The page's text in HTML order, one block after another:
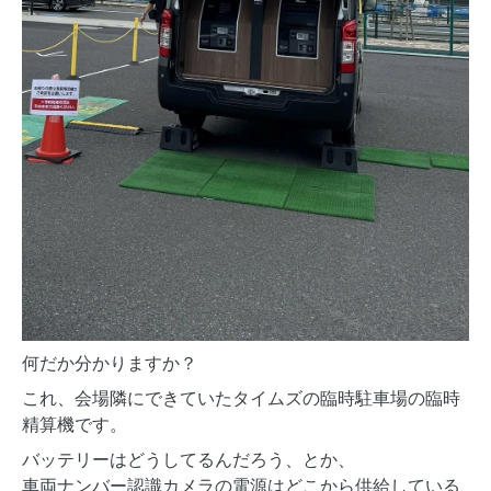
何だか分かりますか？
これ、会場隣にできていたタイムズの臨時駐車場の臨時
精算機です。
バッテリーはどうしてるんだろう、とか、
車両ナンバー認識カメラの電源はどこから供給している